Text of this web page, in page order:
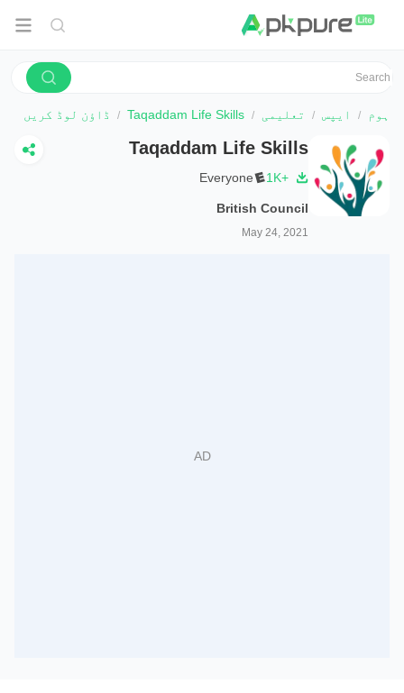
ہوم ایپس تعلیمی Taqaddam Life Skills ڈاؤن لوڈ کریں
Taqaddam Life Skills
1K+
Everyone
British Council
May 24, 2021